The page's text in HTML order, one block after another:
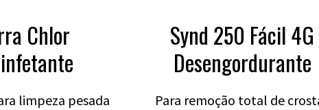
Chlor
limpeza pesada
Synd 250 Fácil 4G
Desengordurante
Para remoção total de